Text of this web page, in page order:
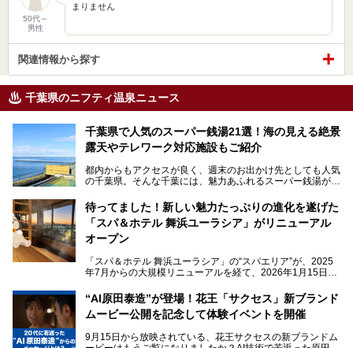
50代～
男性
まりません
関連情報から探す
千葉県のニフティ温泉ニュース
千葉県で人気のスーパー銭湯21選！海の見える絶景
露天やテレワーク対応施設もご紹介
都内からもアクセスが良く、週末のお出かけ先としても人気
の千葉県。そんな千葉には、魅力あふれるスーパー銭湯がた
「サウナでしっかりととのいたい」「海が見える絶景で非日
常を味わいたい」「子連れでも気兼ねなく1日過ごした
い」。
そんな多様なニーズに応える施設が揃っているため、その日
の目的に合った施設がきっと見つかるはずです。
さらに最近では、24時間営業で深夜まで滞在できる施設
や、テレワーク・コワーキングスペースを備えた仕事もでき
るスパも増えており、ただの入浴施設にとどまらない進化を
待ってました！新しい魅力たっぷりの進化を遂げた
「スパ＆ホテル 舞浜ユーラシア」がリニューアル
オープン
「スパ＆ホテル 舞浜ユーラシア」の“スパエリア”が、2025
年7月からの大規模リニューアルを経て、2026年1月15日
新設エリアや生まれ変わった浴場・サウナの魅力を、人気キ
ャラクター「ユーラシわん」と一緒にご紹介します。必見の
───
“AI原田泰造”が登場！花王「サクセス」新ブランド
ムービー公開を記念して体験イベントを開催
9月15日から放映されている、花王サクセスの新ブランドム